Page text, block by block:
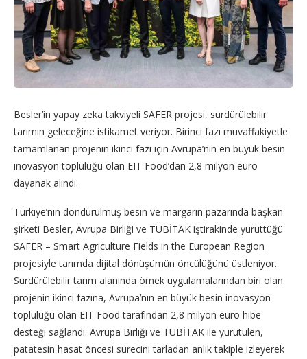
Besler’in yapay zeka takviyeli SAFER projesi, sürdürülebilir
tarımın geleceğine istikamet veriyor. Birinci fazı muvaffakiyetle
tamamlanan projenin ikinci fazı için Avrupa’nın en büyük besin
inovasyon topluluğu olan EIT Food’dan 2,8 milyon euro
dayanak alındı.
Türkiye’nin dondurulmuş besin ve margarin pazarında başkan
şirketi Besler, Avrupa Birliği ve TÜBİTAK iştirakinde yürüttüğü
SAFER – Smart Agriculture Fields in the European Region
projesiyle tarımda dijital dönüşümün öncülüğünü üstleniyor.
Sürdürülebilir tarım alanında örnek uygulamalarından biri olan
projenin ikinci fazına, Avrupa’nın en büyük besin inovasyon
topluluğu olan EIT Food tarafından 2,8 milyon euro hibe
desteği sağlandı. Avrupa Birliği ve TÜBİTAK ile yürütülen,
patatesin hasat öncesi sürecini tarladan anlık takiple izleyerek